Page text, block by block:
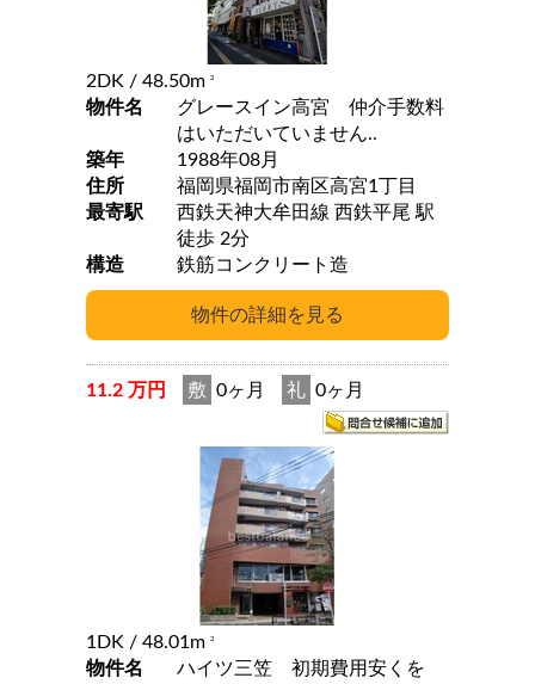
2DK / 48.50m 2
物件名
グレースイン高宮 仲介手数料
はいただいていません..
築年
1988年08月
住所
福岡県福岡市南区高宮1丁目
最寄駅
西鉄天神大牟田線 西鉄平尾 駅
徒歩 2分
構造
鉄筋コンクリート造
11.2 万円 敷 0ヶ月 礼 0ヶ月
1DK / 48.01m 2
物件名
ハイツ三笠 初期費用安くを